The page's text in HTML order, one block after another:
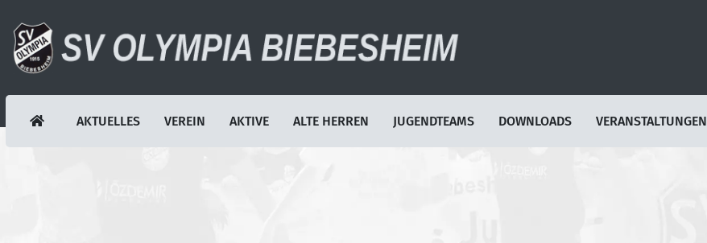
AKTUELLES VEREIN AKTIVE ALTE HERREN JUGENDTEAMS DOWNLOADS VERANSTALTUNGEN